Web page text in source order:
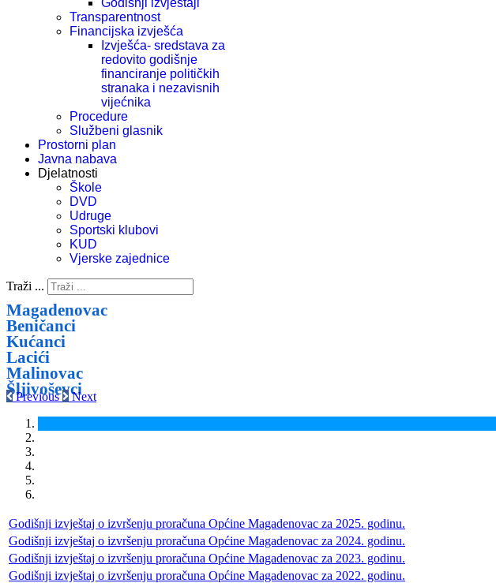
Godišnji izvještaji
Transparentnost
Financijska izvješća
Izvješća- sredstava za
redovito godišnje
financiranje političkih
stranaka i nezavisnih
vijećnika
Procedure
Službeni glasnik
Prostorni plan
Javna nabava
Djelatnosti
Škole
DVD
Udruge
Sportski klubovi
KUD
Vjerske zajednice
Traži ...
Magadenovac
Beničanci
Kućanci
Lacići
Malinovac
Šljivoševci
Previous Next
Godišnji izvještaj o izvršenju proračuna Općine Magadenovac za 2025. godinu.
Godišnji izvještaj o izvršenju proračuna Općine Magadenovac za 2024. godinu.
Godišnji izvještaj o izvršenju proračuna Općine Magadenovac za 2023. godinu.
Godišnji izvještaj o izvršenju proračuna Općine Magadenovac za 2022. godinu.